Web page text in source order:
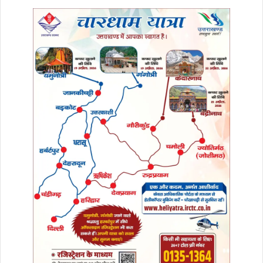
राजनीति कर देश की एकता व अखण्डता से खिलवाड़ कर
रही है। केन्द्र की भाजपा केवल यूपीए सरकार द्वारा चलाई
गई योजनाओं का नाम बदल कर काम कर रही है उसने अपने
आठ साल के कार्यकाल में कोई भी ऐसा काम नहीं किया है जो
आम जनता एवं देश हित में हो। उन्होंने कहा कि आप कांग्रेस
विचारधारा के पोषक एवं संवाहक हैं, कांग्रेस के रक्षक होने
के नाते हमें भाजपा की गरीब, मजदूर, बेरोजगार व महिला
विरोधी मानसिकता के खिलाफ समय की आवश्यकता को
देखते हुए तन-मन-धन से खड़ा होना है।
पूर्व सांसद प्रदीप टम्टा ने सभी पार्टी कार्यकर्ताओं से
एकजुटता के साथ पार्टी की नीतियों को जनजन तक